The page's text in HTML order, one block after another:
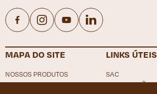
MAPA DO SITE
NOSSOS PRODUTOS
NOSSAS RECEITAS
LINKS ÚTEIS
SAC
LOCALIZAÇÃO